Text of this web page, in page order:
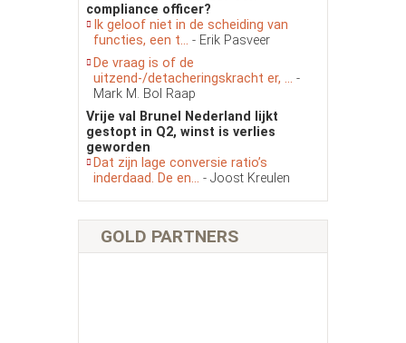
compliance officer?
Ik geloof niet in de scheiding van
functies, een t... - Erik Pasveer
De vraag is of de
uitzend-/detacheringskracht er, ... -
Mark M. Bol Raap
Vrije val Brunel Nederland lijkt
gestopt in Q2, winst is verlies
geworden
Dat zijn lage conversie ratio’s
inderdaad. De en... - Joost Kreulen
GOLD PARTNERS